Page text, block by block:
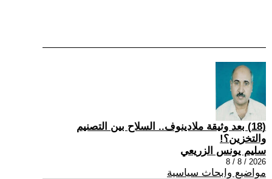
(18) بعد وثيقة ملادينوف.. السلاح بين التصنيم
والتخزين؟!
سليم يونس الزريعي
2026 / 8 / 8
مواضيع وابحاث سياسية